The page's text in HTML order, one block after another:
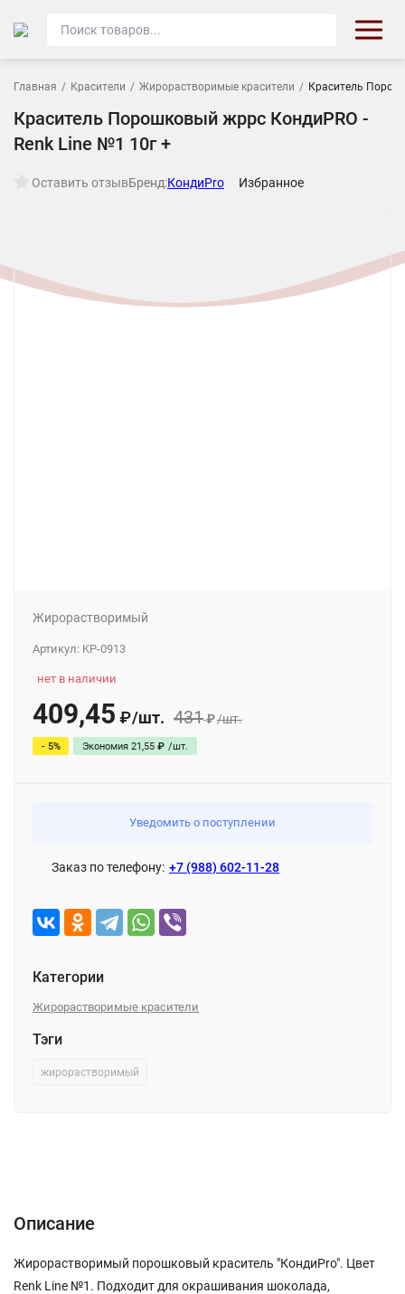
Главная / Красители / Жирорастворимые красители / Краситель
Краситель Порошковый жррс КондиPRO -
Renk Line №1 10г +
Оставить отзывБренд:КондиPro Избранное
Жирорастворимый
Артикул: KP-0913
нет в наличии
409,45 ₽/шт. 431₽/шт.
- 5% Экономия 21,55 ₽ /шт.
Уведомить о поступлении
Заказ по телефону: +7 (988) 602-11-28
Категории
Жирорастворимые красители
Тэги
жирорастворимый
Описание
Жирорастворимый порошковый краситель "КондиPro". Цвет
Renk Line №1. Подходит для окрашивания шоколада,